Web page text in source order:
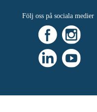
Följ oss på sociala medier